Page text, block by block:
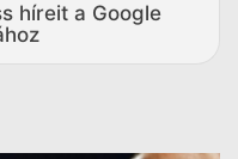
híreit a Google